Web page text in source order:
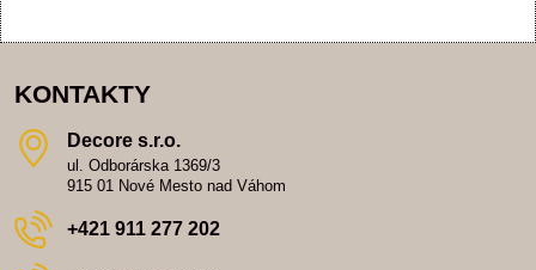
KONTAKTY
Decore s​.r​.o​.
ul. Odborárska 1369/3
915 01 Nové Mesto nad Váhom
+421 911 277 202